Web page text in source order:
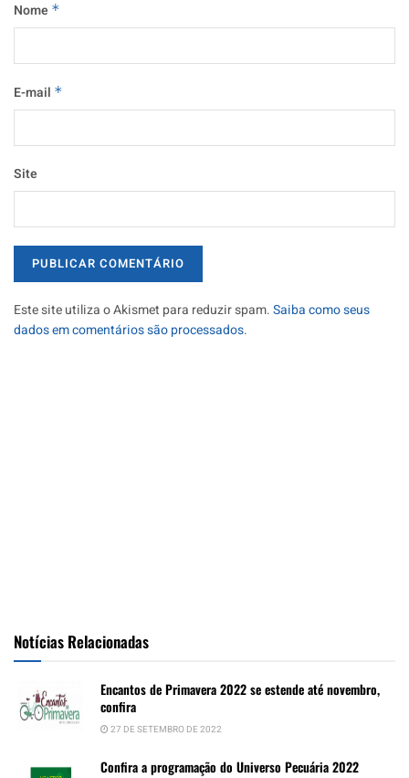
Nome *
E-mail *
Site
Este site utiliza o Akismet para reduzir spam.Saiba como seus
dados em comentários são processados.
Notícias Relacionadas
Encantos de Primavera 2022 se estende até novembro,
confira
27 DE SETEMBRO DE 2022
Confira a programação do Universo Pecuária 2022